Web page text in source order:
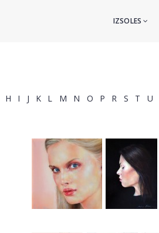
IZSOLES
H I J K L M N O P R S T U